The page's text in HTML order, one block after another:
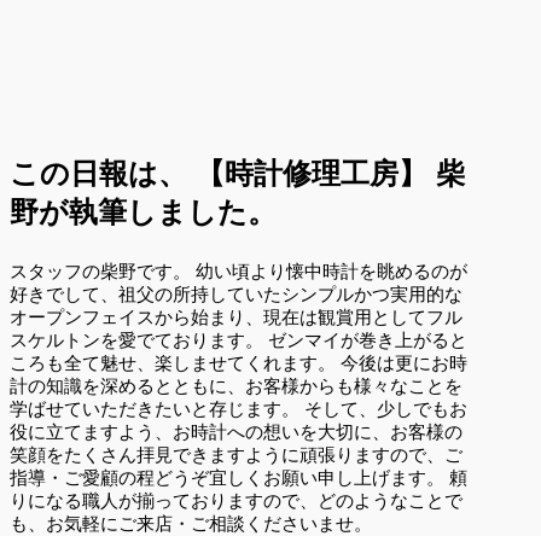
この日報は、
【時計修理工房】 柴
野が執筆しました。
スタッフの柴野です。 幼い頃より懐中時計を眺めるのが
好きでして、祖父の所持していたシンプルかつ実用的な
オープンフェイスから始まり、現在は観賞用としてフル
スケルトンを愛でております。 ゼンマイが巻き上がると
ころも全て魅せ、楽しませてくれます。 今後は更にお時
計の知識を深めるとともに、お客様からも様々なことを
学ばせていただきたいと存じます。 そして、少しでもお
役に立てますよう、お時計への想いを大切に、お客様の
笑顔をたくさん拝見できますように頑張りますので、ご
指導・ご愛顧の程どうぞ宜しくお願い申し上げます。 頼
りになる職人が揃っておりますので、どのようなことで
も、お気軽にご来店・ご相談くださいませ。